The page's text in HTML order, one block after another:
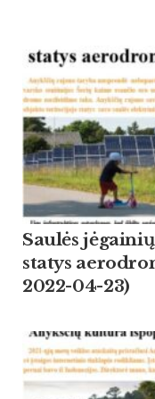
Saulės
statys
2022-04-23)